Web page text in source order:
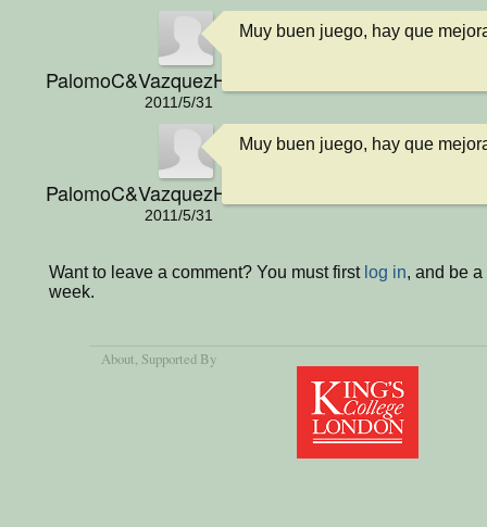
PalomoC&VazquezH
2011/5/31
Muy buen juego, hay que
PalomoC&VazquezH
2011/5/31
Muy buen juego, hay que
Want to leave a comment? You must first log in, and be
week.
About, Supported By